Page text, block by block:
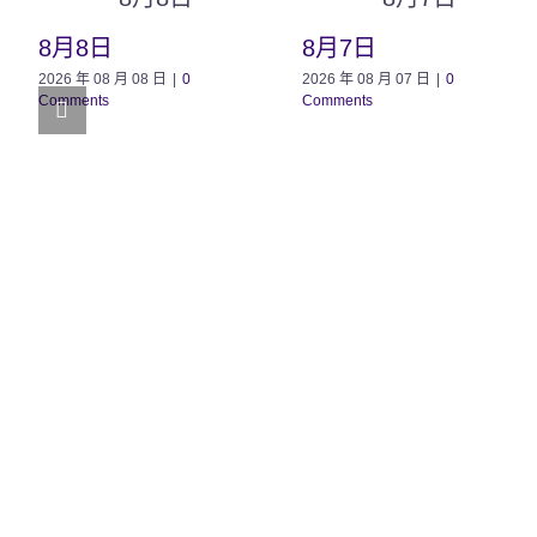
8月8日
2026 年 08 月 08 日
0
Comments
8月7日
2026 年 08 月 07 日
0
Comments